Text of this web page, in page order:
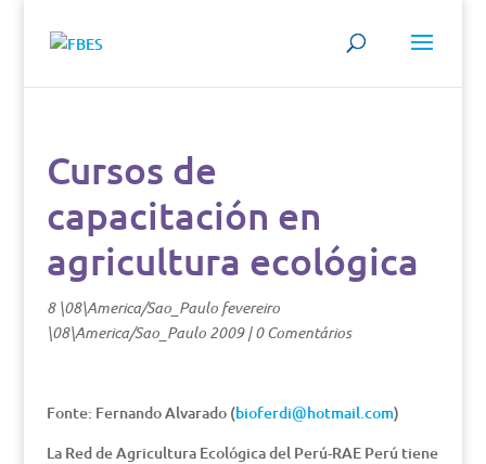
Cursos de
capacitación en
agricultura ecológica
8 \08\America/Sao_Paulo fevereiro
\08\America/Sao_Paulo 2009|0 Comentários
Fonte: Fernando Alvarado (bioferdi@hotmail.com)
La Red de Agricultura Ecológica del Perú-RAE Perú tiene